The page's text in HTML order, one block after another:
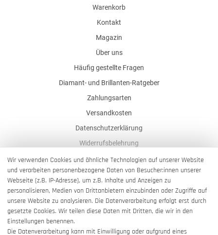
Warenkorb
Kontakt
Magazin
Über uns
Häufig gestellte Fragen
Diamant- und Brillanten-Ratgeber
Zahlungsarten
Versandkosten
Datenschutzerklärung
Widerrufsbelehrung
AGB
Impressum
Barrierefreiheitserklärung
Wir verwenden Cookies und ähnliche Technologien auf unserer Website
und verarbeiten personenbezogene Daten von Besucher:innen unserer
Webseite (z.B. IP-Adresse), um z.B. Inhalte und Anzeigen zu
personalisieren, Medien von Drittanbietern einzubinden oder Zugriffe auf
unsere Website zu analysieren. Die Datenverarbeitung erfolgt erst durch
gesetzte Cookies. Wir teilen diese Daten mit Dritten, die wir in den
Einstellungen benennen.
Die Datenverarbeitung kann mit Einwilligung oder aufgrund eines